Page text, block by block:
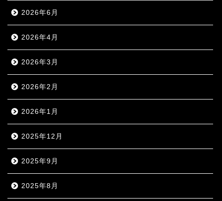
2026年6月
2026年4月
2026年3月
2026年2月
2026年1月
2025年12月
2025年9月
2025年8月